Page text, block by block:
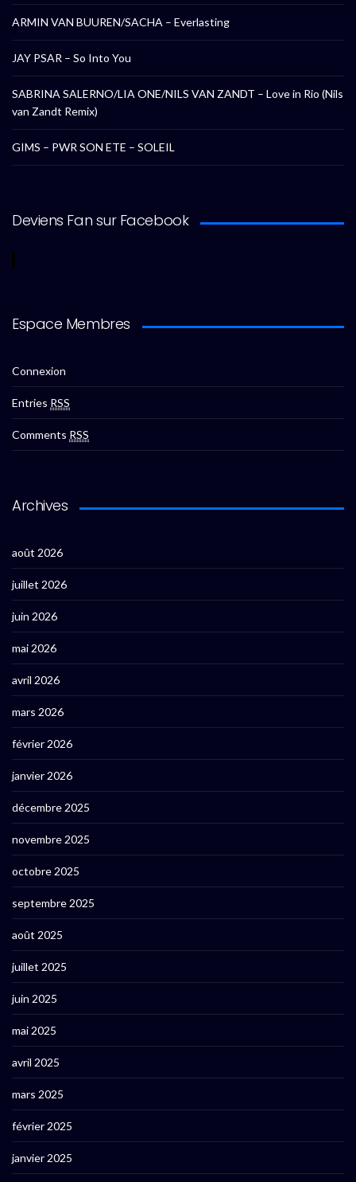
ARMIN VAN BUUREN/SACHA – Everlasting
JAY PSAR – So Into You
SABRINA SALERNO/LIA ONE/NILS VAN ZANDT – Love in Rio (Nils
van Zandt Remix)
GIMS – PWR SON ETE – SOLEIL
Deviens Fan sur Facebook
Espace Membres
Connexion
Entries RSS
Comments RSS
Archives
août 2026
juillet 2026
juin 2026
mai 2026
avril 2026
mars 2026
février 2026
janvier 2026
décembre 2025
novembre 2025
octobre 2025
septembre 2025
août 2025
juillet 2025
juin 2025
mai 2025
avril 2025
mars 2025
février 2025
janvier 2025